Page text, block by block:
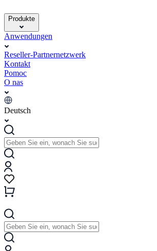
Produkte
Anwendungen
Reseller-Partnernetzwerk
Kontakt
Pomoc
O nas
Deutsch